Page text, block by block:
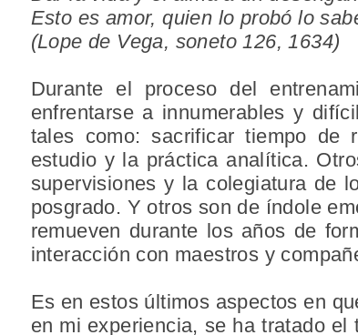
Esto es amor, quien lo probó lo
(Lope de Vega, soneto 126, 1634)
Durante el proceso del
enfrentarse a innumerables y
tales como: sacrificar tiempo de
estudio y la práctica analítica.
supervisiones y la colegiatura de
posgrado. Y otros son de índole
remueven durante los años de
interacción con maestros y
Es en estos últimos aspectos en
en mi experiencia, se ha tratado